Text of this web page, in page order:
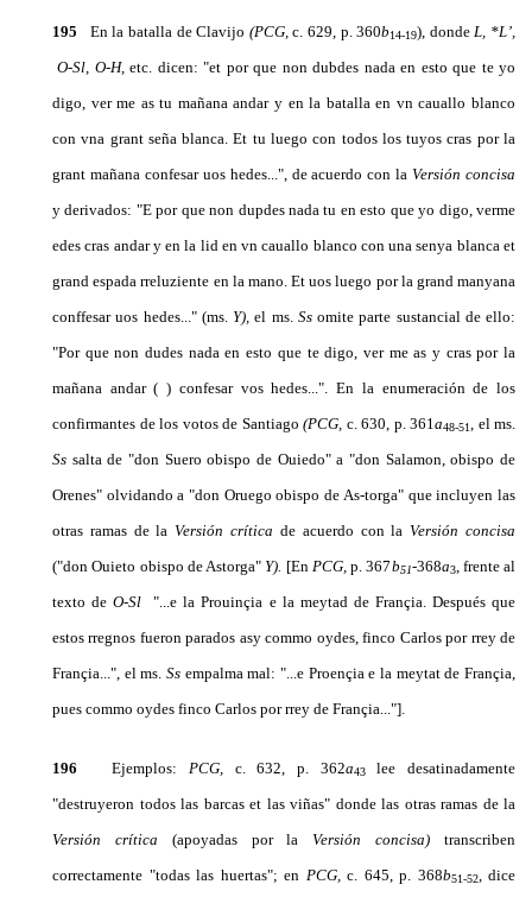
195 En la batalla de Clavijo (PCG,c. 629, p. 360b14-19), donde L, *L’,
O-Sl, O-H,etc. dicen: "et por que non dubdes nada en esto que te yo
digo, ver me as tu mañana andar y en la batalla en vn cauallo blanco
con vna grant seña blanca. Et tu luego con todos los tuyos cras por la
grant mañana confesar uos hedes...", de acuerdo con laVersión concisa
y derivados: "E por que non dupdes nada tu en esto que yo digo, verme
edes cras andar y en la lid en vn cauallo blanco con una senya blanca et
grand espada rreluziente en la mano. Et uos luego por la grand manyana
conffesar uos hedes..." (ms. Y),el ms. Ss omite parte sustancial de ello:
"Por que non dudes nada en esto que te digo, ver me as y cras por la
mañana andar ( ) confesar vos hedes...". En la enumeración de los
confirmantes de los votos de Santiago (PCG, c. 630, p. 361 a48-51
, el ms.
Ss salta de "don Suero obispo de Ouiedo" a "don Salamon, obispo de
Orenes" olvidando a "don Oruego obispo de As-torga" que incluyen las
otras ramas de laVersión crítica de acuerdo con laVersión concisa
("don Ouieto obis­po de Astorga" Y). [En PCG,p. 367b51-368a3, frente al
texto deO-Sl"...e la Prouinçia e la meytad de Françia. Después que
estos rregnos fueron parados asy commo oydes, finco Carlos por rrey de
Françia...", el ms. Ss empalma mal: "...e Proençia e la meytat de Françia,
pues commo oydes finco Carlos por rrey de Françia..."].
196 Ejemplos: PCG, c. 632, p. 362a43lee desatinadamente
"destruyeron todos las barcas et las viñas" donde las otras ramas de la
Versión crítica (apoyadas por laVersión concisa)transcriben
correctamente "todas las huertas"; en PCG, c. 645, p. 368b51-52, dice